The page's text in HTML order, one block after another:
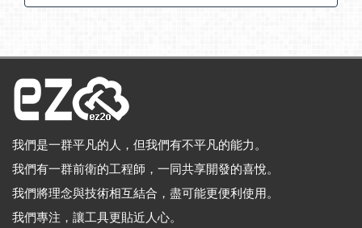
我們是一群平凡的人，但我們有不平凡的能力。
我們有一群前衛的工程師，一同共享開發的喜悅。
我們將理念與技術相互結合，盡可能更便利使用。
我們專注，讓工具更貼近人心。